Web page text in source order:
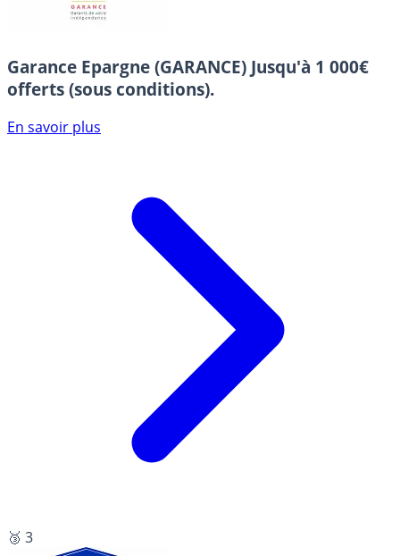
Garance Epargne (GARANCE) Jusqu'à 1 000€
offerts (sous conditions).
En savoir plus
🥉 3